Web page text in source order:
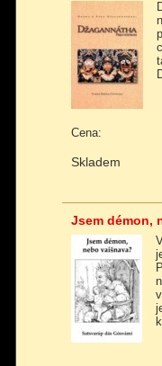
Cena:
Skladem
Jsem démon,